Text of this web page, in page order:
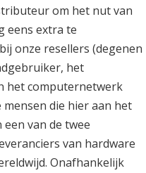
om het nut van
eens extra te
onze resellers (degenen
het
het computernetwerk
mensen die hier aan het
van de twee
van hardware
Onafhankelijk